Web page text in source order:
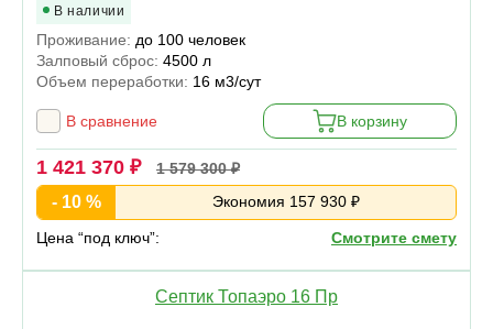
В наличии
Проживание: до 100 человек
Залповый сброс: 4500 л
Объем переработки: 16 м3/сут
В сравнение В корзину
1 421 370 ₽ 1 579 300 ₽
- 10 % Экономия 157 930 ₽
Цена “под ключ”: Смотрите смету
Септик Топаэро 16 Пр